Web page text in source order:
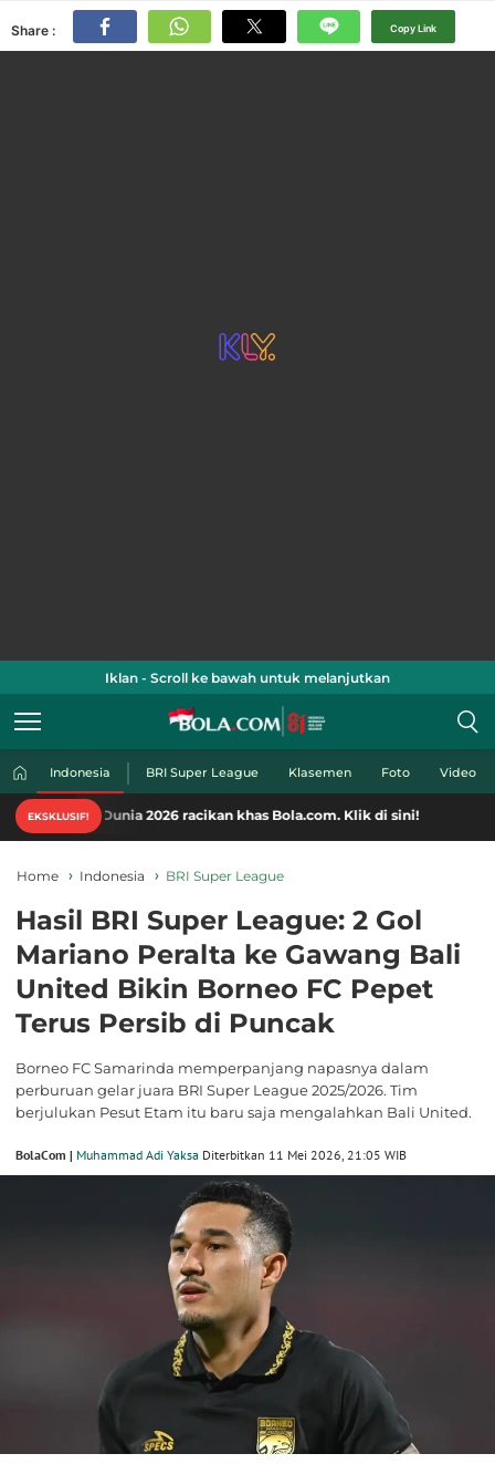
Share : Copy Link
Iklan - Scroll ke bawah untuk melanjutkan
Indonesia BRI Super League Klasemen Foto Video
EKSKLUSIF!
2026 racikan khas Bola.com. Klik di sini!
Home Indonesia BRI Super League
Hasil BRI Super League: 2 Gol
Mariano Peralta ke Gawang Bali
United Bikin Borneo FC Pepet
Terus Persib di Puncak
Borneo FC Samarinda memperpanjang napasnya dalam
perburuan gelar juara BRI Super League 2025/2026. Tim
berjulukan Pesut Etam itu baru saja mengalahkan Bali United.
BolaCom | Muhammad Adi Yaksa Diterbitkan 11 Mei 2026, 21:05 WIB